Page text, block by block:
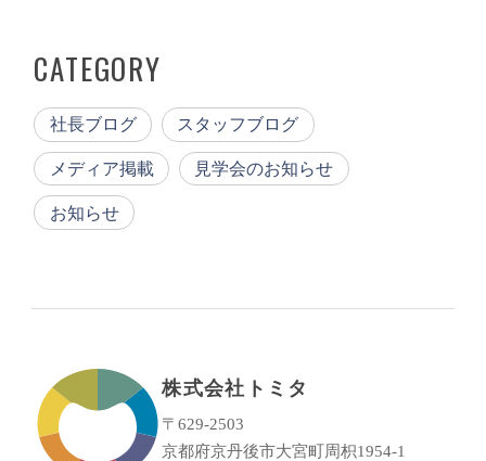
CATEGORY
社長ブログ スタッフブログ
メディア掲載 見学会のお知らせ
お知らせ
株式会社トミタ
〒629-2503
京都府京丹後市大宮町周枳1954-1